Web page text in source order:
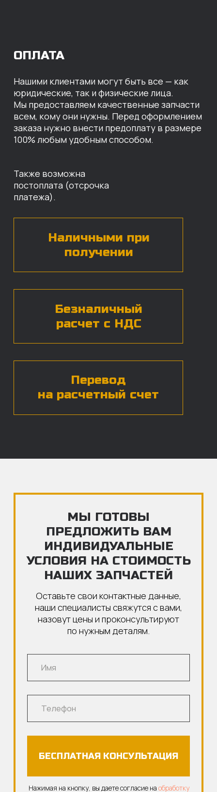
МЫ ГОТОВЫ
ИНДИВИДУАЛЬНЫЕ
УСЛОВИЯ НА СТОИМОСТЬ
НАШИХ ЗАПЧАСТЕЙ
Оставьте свои контактные данные,
наши специалисты свяжутся с вами,
назовут цены и проконсультируют
по нужным деталям.
Нажимая на кнопку, вы даете согласие наобработку
персональных данных*
ЧАСТЫЕ ВОПРОСЫ